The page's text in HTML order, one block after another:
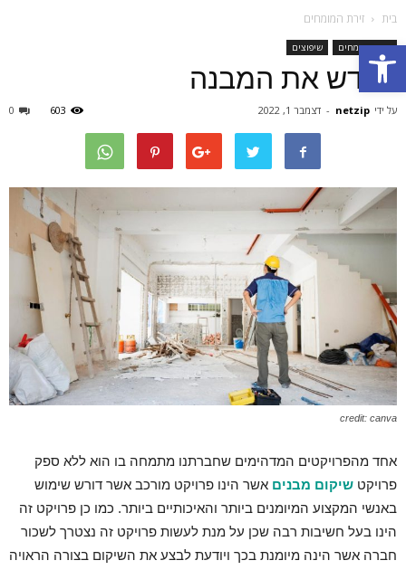
Open toolbar
בית זירת המומחים
זירת המומחים שיפוצים
לחדש את המבנה
על ידי netzip
- דצמבר 1, 2022 0 603
credit: canva
אחד מהפרויקטים המדהימים שחברתנו מתמחה בו הוא ללא ספק
פרויקט שיקום מבנים אשר הינו פרויקט מורכב אשר דורש שימוש
באנשי המקצוע המיומנים ביותר והאיכותיים ביותר. כמו כן פרויקט זה
הינו בעל חשיבות רבה שכן על מנת לעשות פרויקט זה נצטרך לשכור
חברה אשר הינה מיומנת בכך ויודעת לבצע את השיקום בצורה הראויה